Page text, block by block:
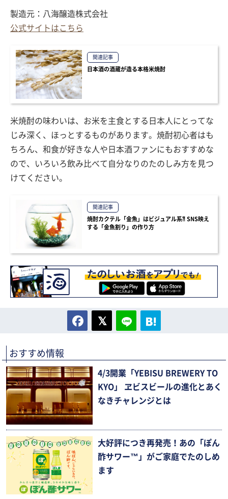
製造元：八海醸造株式会社
公式サイトはこちら
関連記事
日本酒の酒蔵が造る本格米焼酎
米焼酎の味わいは、お米を主食とする日本人にとってな
じみ深く、ほっとするものがあります。焼酎初心者はも
ちろん、和食が好きな人や日本酒ファンにもおすすめな
ので、いろいろ飲み比べて自分なりのたのしみ方を見つ
けてください。
関連記事
焼酎カクテル「金魚」はビジュアル系⁈ SNS映え
する「金魚割り」の作り方
おすすめ情報
4/3開業「YEBISU BREWERY TO
KYO」 ヱビスビールの進化とあく
なきチャレンジとは
大好評につき再発売！あの「ぽん
酢サワー™」がご家庭でたのしめ
ます